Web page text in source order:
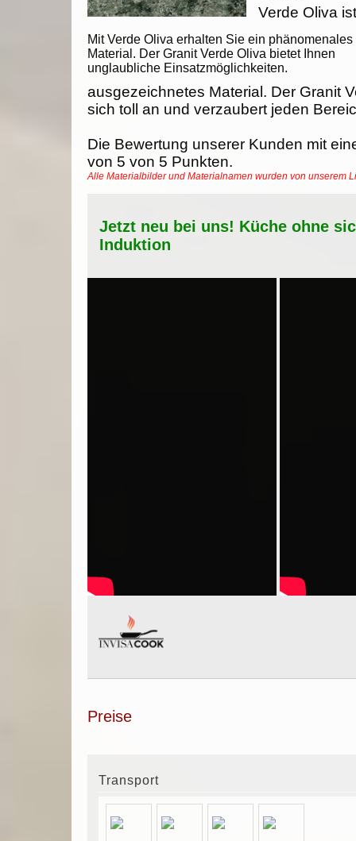
Mit Verde Oliva erhalten Sie ein phänomenales
Material. Der Granit Verde Oliva bietet Ihnen
unglaubliche Einsatzmöglichkeiten.
Verde Oliva
ausgezeichnetes Material. Der Granit
sich toll an und verzaubert jeden
Die Bewertung unserer Kunden mit
von 5 von 5 Punkten.
Alle Materialbilder und Materialnamen wurden von unserem
Jetzt neu bei uns! Küche ohne
Induktion
Preise
Transport